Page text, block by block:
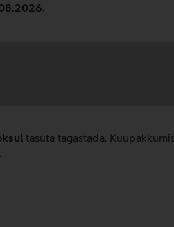
tasuta tagastada.